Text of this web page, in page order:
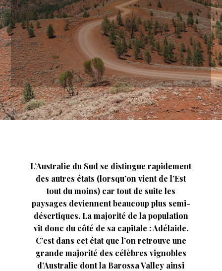
L’Australie du Sud se distingue rapidement
des autres états (lorsqu’on vient de l’Est
tout du moins) car tout de suite les
paysages deviennent beaucoup plus semi-
désertiques. La majorité de la population
vit donc du côté de sa capitale : Adélaide.
C’est dans cet état que l’on retrouve une
grande majorité des célèbres vignobles
d’Australie dont la Barossa Valley ainsi